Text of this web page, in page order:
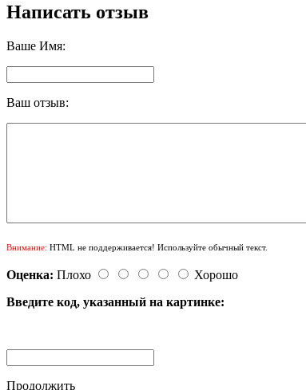
Написать отзыв
Ваше Имя:
Ваш отзыв:
Внимание: HTML не поддерживается! Используйте обычный текст.
Оценка: Плохо
Хорошо
Введите код, указанный на картинке:
Продолжить